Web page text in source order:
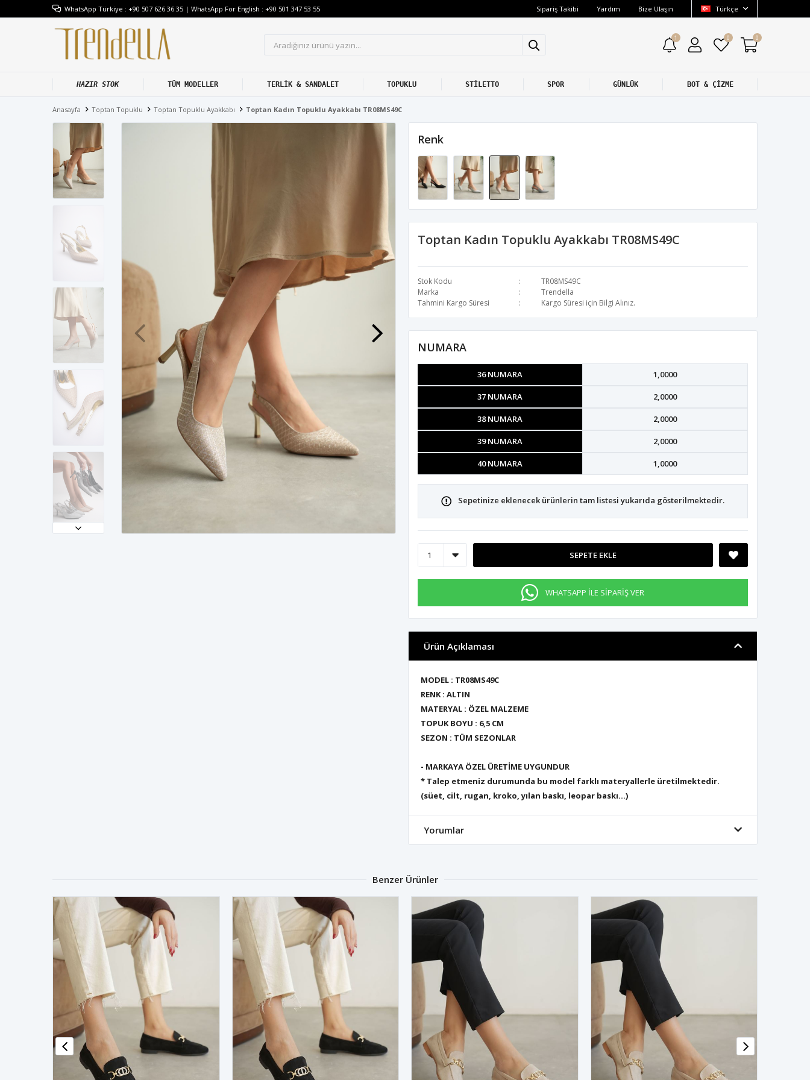
WhatsApp Türkiye : +90 507 626 36 35 | WhatsApp For English : +90 501 347 53 55 Sipariş Takibi Yardım Bize Ulaşın Türkçe
1 0 0
HAZIR STOK TÜM MODELLER TERLİK & SANDALET TOPUKLU STİLETTO SPOR GÜNLÜK BOT & ÇİZME
Anasayfa Toptan Topuklu Toptan Topuklu Ayakkabı Toptan Kadın Topuklu Ayakkabı TR08MS49C
Toptan Kadın Topuklu Ayakkabı TR08MS49C
Stok Kodu
TR08MS49C
Marka
Trendella
Tahmini Kargo Süresi
Kargo Süresi için Bilgi Alınız.
Renk
NUMARA
36 NUMARA 1,0000
37 NUMARA 2,0000
38 NUMARA 2,0000
39 NUMARA 2,0000
40 NUMARA 1,0000
Sepetinize eklenecek ürünlerin tam listesi yukarıda gösterilmektedir.
SEPETE EKLE
WHATSAPP İLE SİPARİŞ VER
Ürün Açıklaması
MODEL : TR08MS49C
RENK : ALTIN
MATERYAL : ÖZEL MALZEME
TOPUK BOYU : 6,5 CM
SEZON : TÜM SEZONLAR
- MARKAYA ÖZEL ÜRETİME UYGUNDUR
* Talep etmeniz durumunda bu model farklı materyallerle üretilmektedir.
(süet, cilt, rugan, kroko, yılan baskı, leopar baskı...)
Yorumlar
Benzer Ürünler